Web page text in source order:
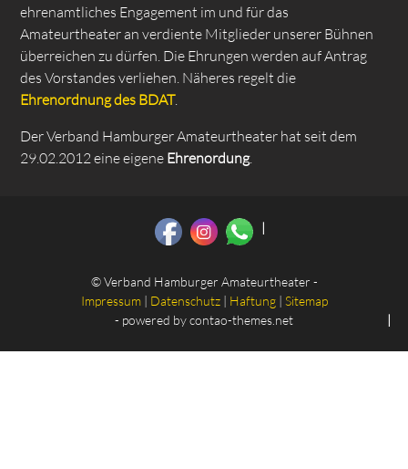
ehrenamtliches Engagement im und für das
Amateurtheater an verdiente Mitglieder unserer Bühnen
überreichen zu dürfen. Die Ehrungen werden auf Antrag
des Vorstandes verliehen. Näheres regelt die
Ehrenordnung des BDAT.
Der Verband Hamburger Amateurtheater hat seit dem
29.02.2012 eine eigene Ehrenordung.
© Verband Hamburger Amateurtheater -
Impressum| Datenschutz| Haftung| Sitemap
- powered bycontao-themes.net